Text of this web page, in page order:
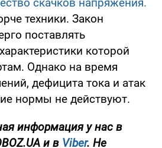
техники. Закон
поставлять
которой
Однако на время
дефицита тока и атак
нормы не действуют.
информация у нас в
и в Viber. Не